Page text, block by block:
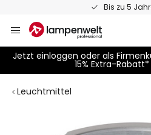
Bis zu 5
Inhalt
springen
Jetzt einloggen oder als
15% Extra-
Leuchtmittel